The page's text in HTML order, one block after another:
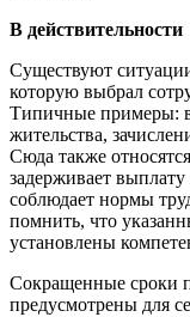
В действительности
Существуют
которую выбрал
Типичные примеры:
жительства,
Сюда также
задерживает
соблюдает нормы
помнить, что
установлены
Сокращенные сроки
предусмотрены для